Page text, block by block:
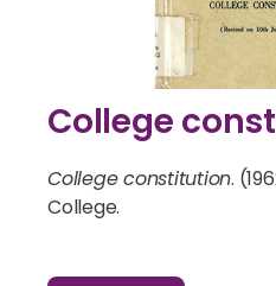
College
College constitution.
College.